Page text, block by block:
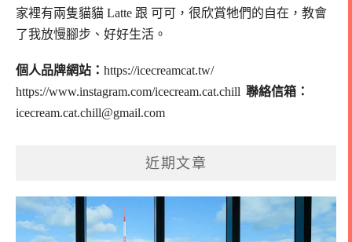
家裡有兩隻貓貓 Latte 跟 可可， 很欣賞牠們的自在，教會
了我放慢腳步、好好生活。
個人品牌網站： https://icecreamcat.tw/
https://www.instagram.com/icecream.cat.chill 聯絡信箱：
icecream.cat.chill@gmail.com
近期文章